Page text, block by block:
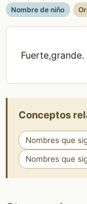
Nombre de niño
Conceptos
Nombres que
Nombres que